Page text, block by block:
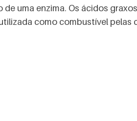
uma enzima. Os ácidos
como combustível